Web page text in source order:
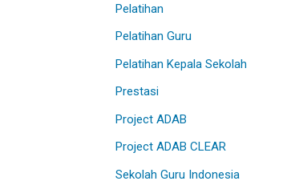
Pelatihan
Pelatihan Guru
Pelatihan Kepala Sekolah
Prestasi
Project ADAB
Project ADAB CLEAR
Sekolah Guru Indonesia